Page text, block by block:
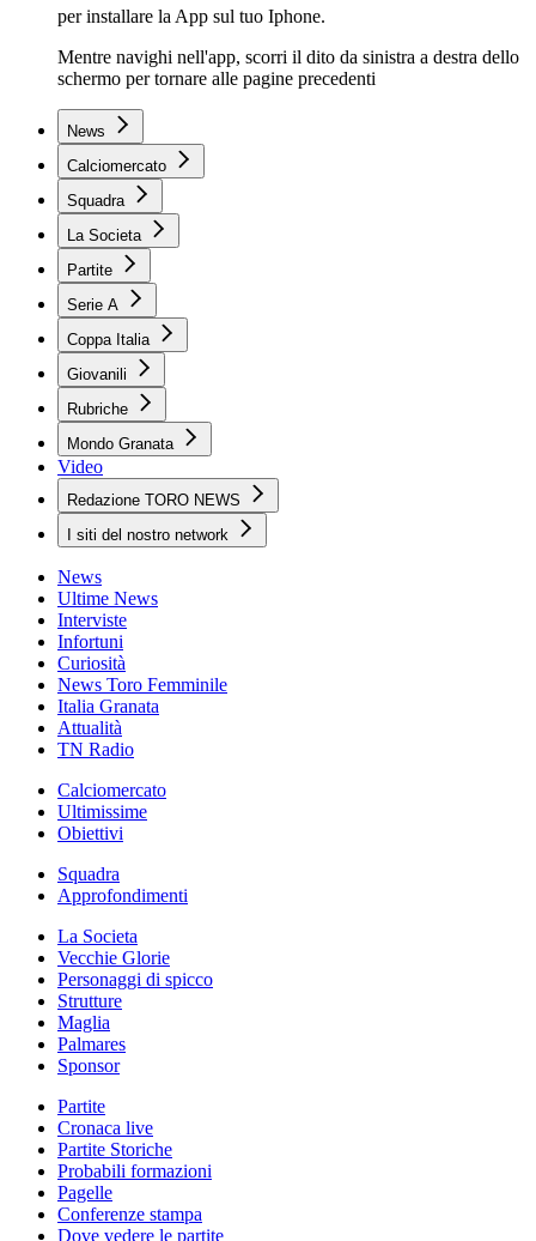
per installare la App sul tuo Iphone.
Mentre navighi nell'app, scorri il dito da sinistra a destra dello
schermo per tornare alle pagine precedenti
News
Calciomercato
Squadra
La Societa
Partite
Serie A
Coppa Italia
Giovanili
Rubriche
Mondo Granata
Video
Redazione TORO NEWS
I siti del nostro network
News
Ultime News
Interviste
Infortuni
Curiosità
News Toro Femminile
Italia Granata
Attualità
TN Radio
Calciomercato
Ultimissime
Obiettivi
Squadra
Approfondimenti
La Societa
Vecchie Glorie
Personaggi di spicco
Strutture
Maglia
Palmares
Sponsor
Partite
Cronaca live
Partite Storiche
Probabili formazioni
Pagelle
Conferenze stampa
Dove vedere le partite